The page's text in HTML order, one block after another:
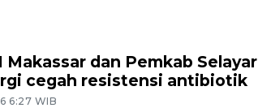
Makassar dan Pemkab Selayar
cegah resistensi antibiotik
6:27 WIB